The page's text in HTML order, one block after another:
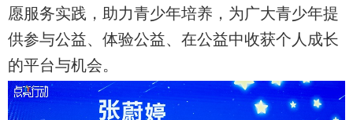
愿服务实践，助力青少年培养，为广大青少年提
供参与公益、体验公益、在公益中收获个人成长
的平台与机会。